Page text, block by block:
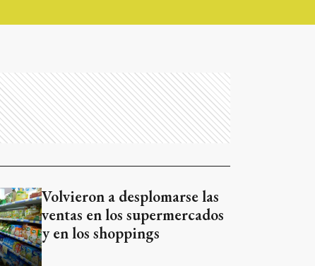
Volvieron a desplomarse las
ventas en los supermercados
y en los shoppings